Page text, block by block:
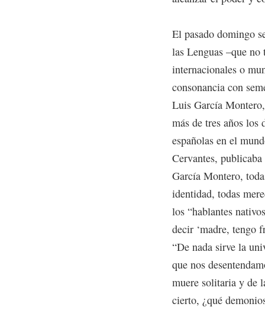
El pasado domingo
las Lenguas –que no
internacionales o
consonancia con
Luis García
más de tres años los
españolas en el
Cervantes,
García Montero,
identidad, todas
los “hablantes
decir ‘madre, tengo
“De nada sirve la
que nos
muere solitaria y de
cierto, ¿qué